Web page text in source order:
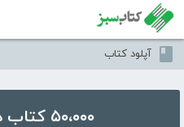
آپلود کتاب
۵۰،۰۰۰ کتاب در موبایل شما